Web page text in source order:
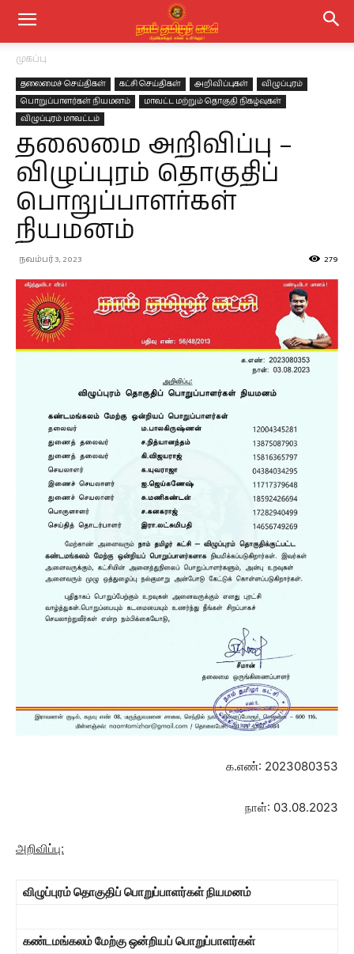
முகப்பு
தலைமைச் செய்திகள் கட்சி செய்திகள் அறிவிப்புகள்
விழுப்புரம்
பொறுப்பாளர்கள் நியமனம்
மாவட்ட மற்றும் தொகுதி நிகழ்வுகள்
விழுப்புரம் மாவட்டம்
தலைமை அறிவிப்பு –
விழுப்புரம் தொகுதிப்
பொறுப்பாளர்கள்
நியமனம்
நவம்பர் 3, 2023 279
க.எண்: 2023080353
நாள்: 03.08.2023
அறிவிப்பு:
விழுப்புரம்தொகுதிப் பொறுப்பாளர்கள் நியமனம்
கண்டமங்கலம் மேற்கு ஒன்றியப் பொறுப்பாளர்கள்